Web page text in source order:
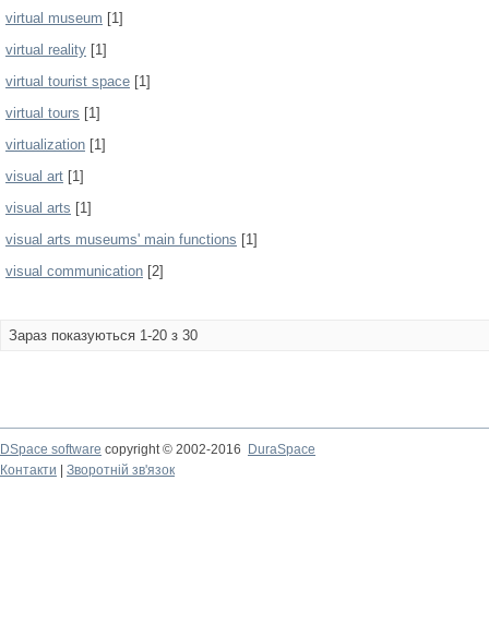
virtual museum [1]
virtual reality [1]
virtual tourist space [1]
virtual tours [1]
virtualization [1]
visual art [1]
visual arts [1]
visual arts museums' main functions [1]
visual communication [2]
Зараз показуються 1-20 з 30
DSpace software copyright © 2002-2016
DuraSpace
Контакти
Зворотній зв'язок